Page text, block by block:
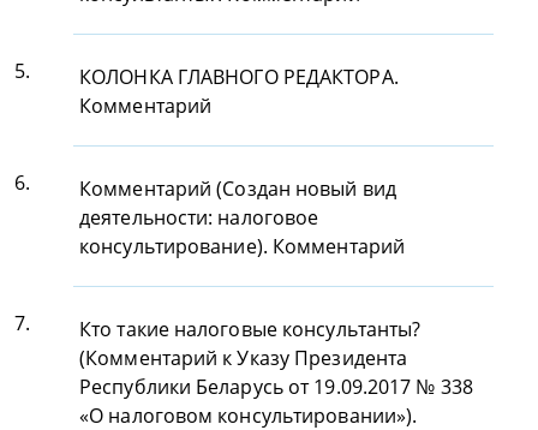
5.
КОЛОНКА ГЛАВНОГО РЕДАКТОРА.
Комментарий
6.
Комментарий (Создан новый вид
деятельности: налоговое
консультирование). Комментарий
7.
Кто такие налоговые консультанты?
(Комментарий к Указу Президента
Республики Беларусь от 19.09.2017 № 338
«О налоговом консультировании»).